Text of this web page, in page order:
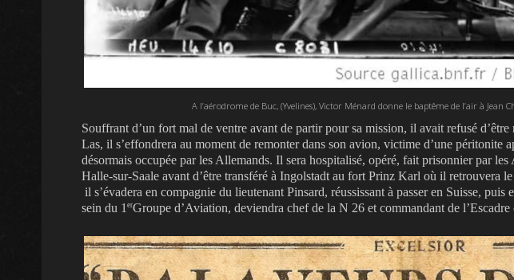
A l’aérodrome de Buc, (Yvelines), Victor Ménard donne le baptême de l’air à
Souffrant d’un fort mal de ventre avant de partir pour sa mission, il avait refusé
Las, il s’effondrera au moment de remonter dans son avion, victime d’une péritonite
désormais occupée par les Allemands. Il sera hospitalisé, opéré, fait prisonnier par
Halle-sur-Saale avant d’être transféré à Ingolstadt au fort Prinz Karl où il retrouvera
il s’évadera en compagnie du lieutenant Pinsard, réussissant à passer en Suisse,
sein du 1 erGroupe d’Aviation, deviendra chef de la N 26 et commandant de l’Escadre